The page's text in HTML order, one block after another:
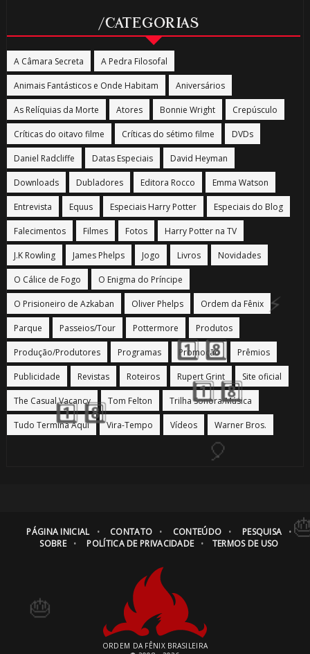
/CATEGORIAS
A Câmara Secreta A Pedra Filosofal
Animais Fantásticos e Onde Habitam Aniversários
As Relíquias da Morte Atores Bonnie Wright Crepúsculo
Críticas do oitavo filme Críticas do sétimo filme DVDs
Daniel Radcliffe Datas Especiais David Heyman
Downloads Dubladores Editora Rocco Emma Watson
Entrevista Equus Especiais Harry Potter Especiais do Blog
Falecimentos Filmes Fotos Harry Potter na TV
J.K Rowling James Phelps Jogo Livros Novidades
O Cálice de Fogo O Enigma do Príncipe
O Prisioneiro de Azkaban Oliver Phelps Ordem da Fênix
Parque Passeios/Tour Pottermore Produtos
Produção/Produtores Programas Promoção Prêmios
Publicidade Revistas Roteiros Rupert Grint Site oficial
The Casual Vacancy Tom Felton Trilha Sonora/Música
Tudo Termina Aqui Vira-Tempo Vídeos Warner Bros.
PÁGINA INICIAL CONTATO CONTEÚDO
PESQUISA
SOBRE
POLÍTICA DE PRIVACIDADE TERMOS DE USO
ORDEM DA FÊNIX BRASILEIRA
⚡